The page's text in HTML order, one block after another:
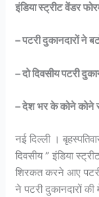
इंडिया स्ट्रीट वेंडर
–पटरी दुकानदारों ने
–दो दिवसीय पटरी
–देश भर के कोने कोने से
नई दिल्ली ।
दिवसीय ” इंडिया
शिरकत करने आए पटरी
ने पटरी दुकानदारों